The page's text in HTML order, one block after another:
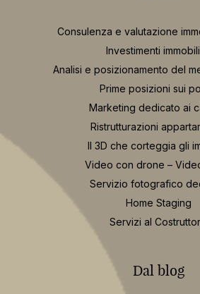
Consulenza e valutazione
Investimenti
Analisi e posizionamento del
Prime posizioni sui
Marketing dedicato ai
Ristrutturazioni
Il 3D che corteggia gli
Video con drone –
Servizio fotografico
Home Staging
Servizi al
Dal blog